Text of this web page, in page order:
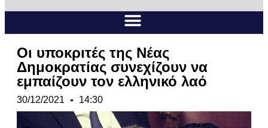
Οι υποκριτές της Νέας
Δημοκρατίας συνεχίζουν να
εμπαίζουν τον ελληνικό λαό
30/12/2021 14:30